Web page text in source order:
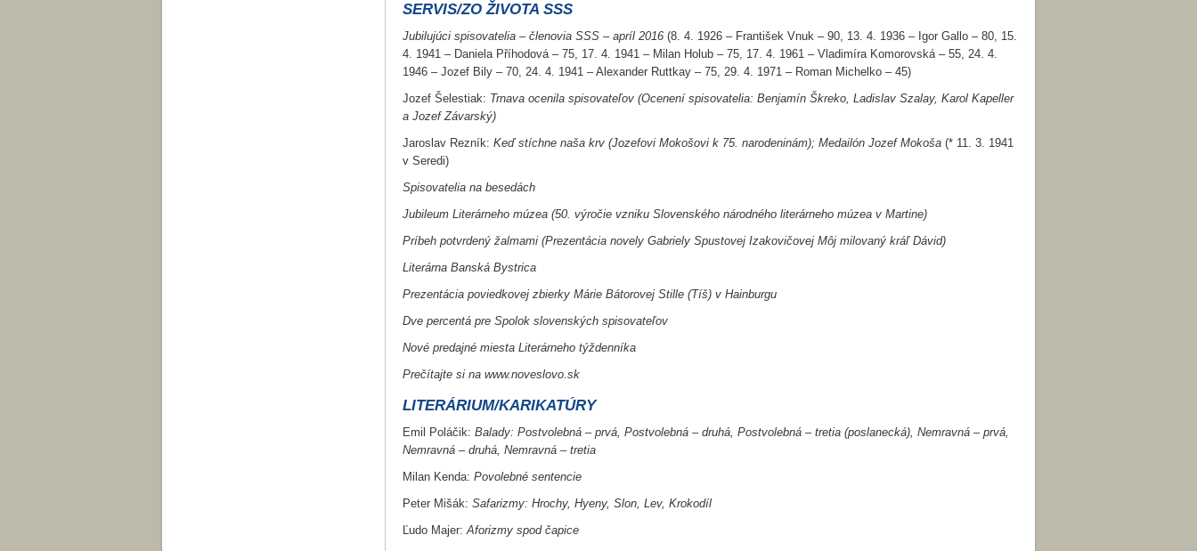
SERVIS/ZO ŽIVOTA SSS
Jubilujúci spisovatelia – členovia SSS – apríl 2016 (8. 4. 1926 – František Vnuk – 90, 13. 4. 1936 – Igor Gallo – 80, 15.
4. 1941 – Daniela Příhodová – 75, 17. 4. 1941 – Milan Holub – 75, 17. 4. 1961 – Vladimíra Komorovská – 55, 24. 4.
1946 – Jozef Bily – 70, 24. 4. 1941 – Alexander Ruttkay – 75, 29. 4. 1971 – Roman Michelko – 45)
Jozef Šelestiak: Trnava ocenila spisovateľov (Ocenení spisovatelia: Benjamín Škreko, Ladislav Szalay, Karol Kapeller
a Jozef Závarský)
Jaroslav Rezník: Keď stíchne naša krv (Jozefovi Mokošovi k 75. narodeninám); Medailón Jozef Mokoša (* 11. 3. 1941
v Seredi)
Spisovatelia na besedách
Jubileum Literárneho múzea (50. výročie vzniku Slovenského národného literárneho múzea v Martine)
Príbeh potvrdený žalmami (Prezentácia novely Gabriely Spustovej Izakovičovej Môj milovaný kráľ Dávid)
Literárna Banská Bystrica
Prezentácia poviedkovej zbierky Márie Bátorovej Stille (Tíš) v Hainburgu
Dve percentá pre Spolok slovenských spisovateľov
Nové predajné miesta Literárneho týždenníka
Prečítajte si na www.noveslovo.sk
LITERÁRIUM/KARIKATÚRY
Emil Poláčik: Balady: Postvolebná – prvá, Postvolebná – druhá, Postvolebná – tretia (poslanecká), Nemravná – prvá,
Nemravná – druhá, Nemravná – tretia
Milan Kenda: Povolebné sentencie
Peter Mišák: Safarizmy: Hrochy, Hyeny, Slon, Lev, Krokodíl
Ľudo Majer: Aforizmy spod čapice